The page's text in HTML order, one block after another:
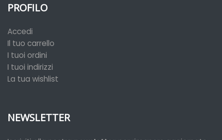
PROFILO
Accedi
Il tuo carrello
I tuoi ordini
I tuoi indirizzi
La tua wishlist
NEWSLETTER